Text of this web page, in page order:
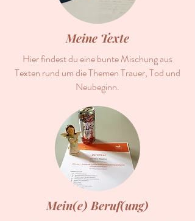
Meine Texte
Hier findest du eine bunte Mischung aus
Texten rund um die Themen Trauer, Tod und
Neubeginn.
Mein(e) Beruf(ung)